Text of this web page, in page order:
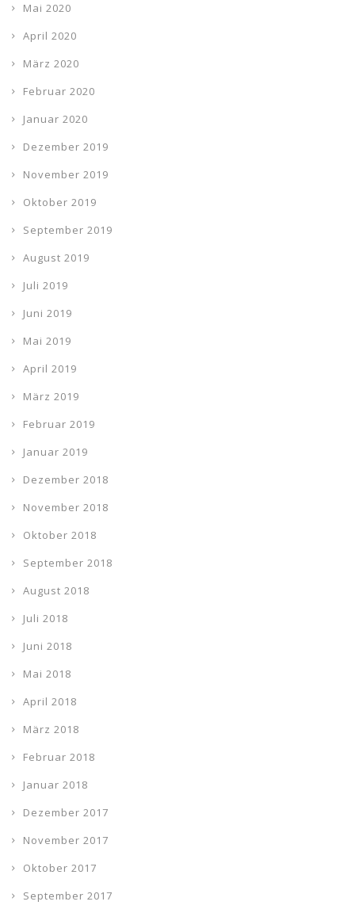
Mai 2020
April 2020
März 2020
Februar 2020
Januar 2020
Dezember 2019
November 2019
Oktober 2019
September 2019
August 2019
Juli 2019
Juni 2019
Mai 2019
April 2019
März 2019
Februar 2019
Januar 2019
Dezember 2018
November 2018
Oktober 2018
September 2018
August 2018
Juli 2018
Juni 2018
Mai 2018
April 2018
März 2018
Februar 2018
Januar 2018
Dezember 2017
November 2017
Oktober 2017
September 2017